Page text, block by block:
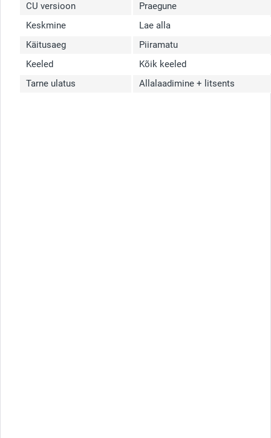
CU versioon
Praegune
Keskmine
Lae alla
Käitusaeg
Piiramatu
Keeled
Kõik keeled
Tarne ulatus
Allalaadimine + litsents